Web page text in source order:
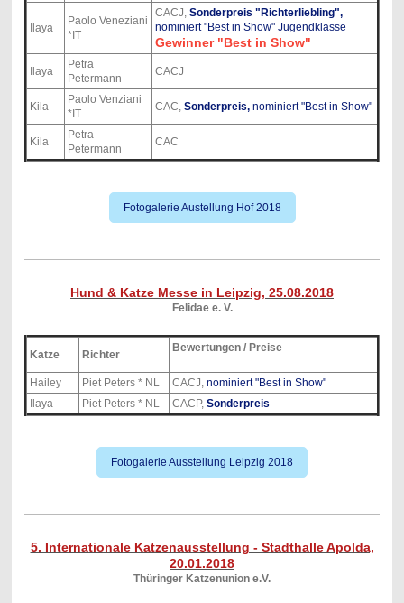
Ilaya
Paolo Veneziani
*IT
CACJ, Sonderpreis "Richterliebling",
nominiert "Best in Show" Jugendklasse
Gewinner "Best in Show"
Ilaya
Petra
Petermann
CACJ
Kila
Paolo Venziani
*IT
CAC, Sonderpreis,nominiert "Best in Show"
Kila
Petra
Petermann
CAC
Fotogalerie Austellung Hof 2018
Hund & Katze Messe in Leipzig, 25.08.2018
Felidae e. V.
Katze Richter
Bewertungen / Preise
Hailey Piet Peters * NL CACJ, nominiert "Best in Show"
Ilaya
Piet Peters * NL CACP, Sonderpreis
Fotogalerie Ausstellung Leipzig 2018
5. Internationale Katzenausstellung - Stadthalle Apolda,
20.01.2018
Thüringer Katzenunion e.V.